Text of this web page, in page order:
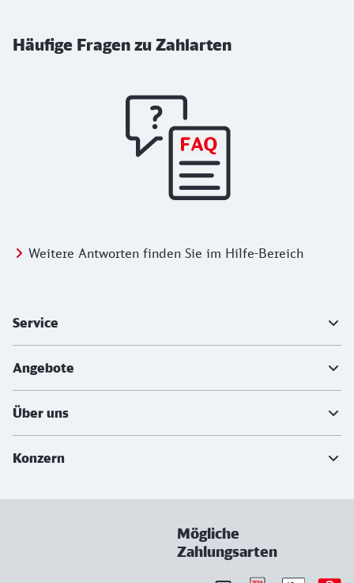
Häufige Fragen zu Zahlarten
Weitere Antworten finden Sie im Hilfe-Bereich
Service
Angebote
Über uns
Konzern
Mögliche
Zahlungsarten